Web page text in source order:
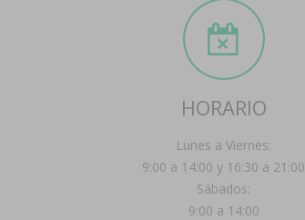
HORARIO
Lunes a Viernes:
9:00 a 14:00 y 16:30 a 21:00
Sábados:
9:00 a 14:00